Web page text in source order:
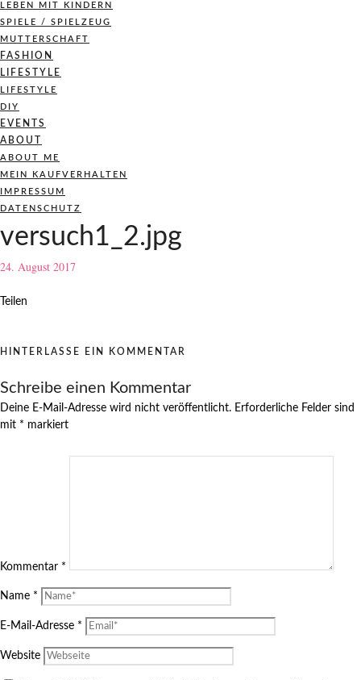
LEBEN MIT KINDERN
SPIELE / SPIELZEUG
MUTTERSCHAFT
FASHION
LIFESTYLE
LIFESTYLE
DIY
EVENTS
ABOUT
ABOUT ME
MEIN KAUFVERHALTEN
IMPRESSUM
DATENSCHUTZ
versuch1_2.jpg
24. August 2017
Teilen
HINTERLASSE EIN KOMMENTAR
Schreibe einen Kommentar
Deine E-Mail-Adresse wird nicht veröffentlicht. Erforderliche Felder sind
mit * markiert
Kommentar *
Name *
E-Mail-Adresse *
Website